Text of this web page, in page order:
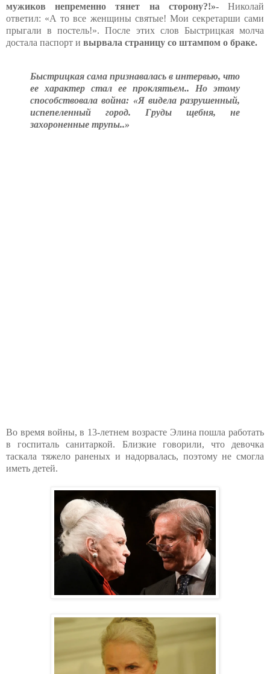
мужиков непременно тянет на сторону?!»-Николай
ответил: «А то все женщины святые! Мои секретарши сами
прыгали в постель!». После этих слов Быстрицкая молча
достала паспорт и вырвала страницу со штампом о браке.
Быстрицкая сама признавалась в интервью, что
ее характер стал ее проклятьем.. Но этому
способствовала война: «Я видела разрушенный,
испепеленный город. Груды щебня, не
захороненные трупы..»
Во время войны, в 13-летнем возрасте Элина пошла работать
в госпиталь санитаркой. Близкие говорили, что девочка
таскала тяжело раненых и надорвалась, поэтому не смогла
иметь детей.